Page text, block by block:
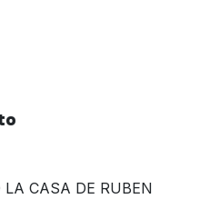
CASA DE RUBEN